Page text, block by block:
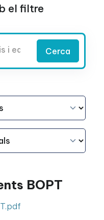
el filtre
Cerca
BOPT